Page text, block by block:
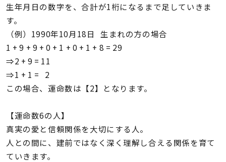
価格
在庫
生年月日の数字を、合計が1桁になるまで足していきま
す。
（例）1990年10月18日 生まれの方の場合
1 + 9 + 9 + 0 + 1 + 0 + 1 + 8 = 29
⇒2 + 9 = 11
⇒1 + 1 = 2
この場合、運命数は【2】となります。
【運命数6の人】
真実の愛と信頼関係を大切にする人。
人との間に、建前ではなく深く理解し合える関係を育て
ていきます。